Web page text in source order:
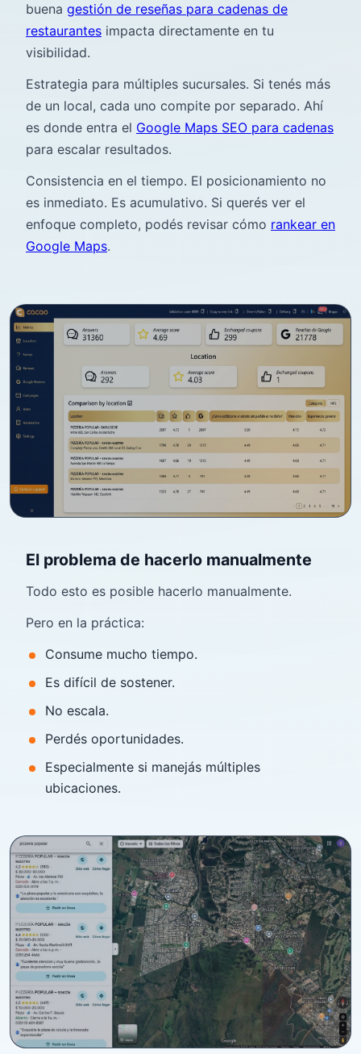
buena gestión de reseñas para cadenas de
restaurantes impacta directamente en tu
visibilidad.
Estrategia para múltiples sucursales. Si tenés más
de un local, cada uno compite por separado. Ahí
es donde entra el Google Maps SEO para cadenas
para escalar resultados.
Consistencia en el tiempo. El posicionamiento no
es inmediato. Es acumulativo. Si querés ver el
enfoque completo, podés revisar cómo rankear en
Google Maps.
El problema de hacerlo manualmente
Todo esto es posible hacerlo manualmente.
Pero en la práctica:
Consume mucho tiempo.
Es difícil de sostener.
No escala.
Perdés oportunidades.
Especialmente si manejás múltiples
ubicaciones.